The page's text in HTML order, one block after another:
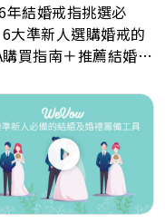
年結婚戒指挑選必
大準新人選購婚戒的
買指南＋推薦結婚戒